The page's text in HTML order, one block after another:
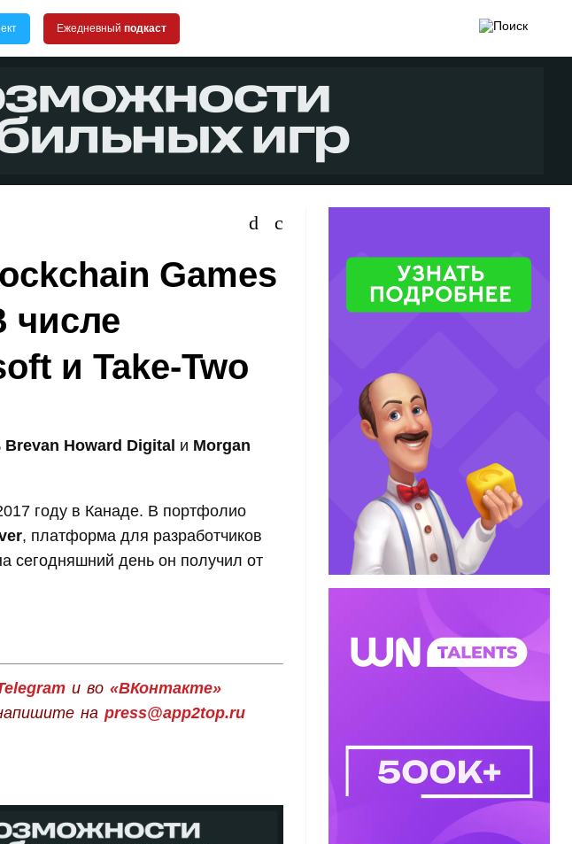
Ежедневный подкаст
Games
числе
и Take-Two
Brevan Howard Digital и Morgan
году в Канаде. В портфолио
, платформа для разработчиков
сегодняшний день он получил от
и во «ВКонтакте»
на press@app2top.ru